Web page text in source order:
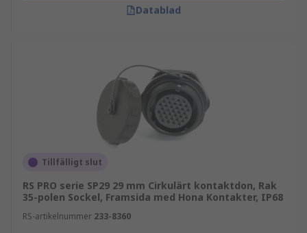
Datablad
Tillfälligt slut
RS PRO serie SP29 29 mm Cirkulärt kontaktdon, Rak
35-polen Sockel, Framsida med Hona Kontakter, IP68
RS-artikelnummer 233-8360